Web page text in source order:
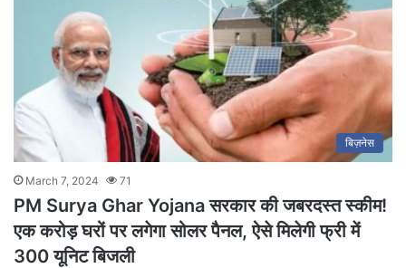
बिज़नेस
March 7, 2024 71
PM Surya Ghar Yojana सरकार की जबरदस्त स्कीम!
एक करोड़ घरों पर लगेगा सोलर पैनल, ऐसे मिलेगी फ्री में
300 यूनिट बिजली